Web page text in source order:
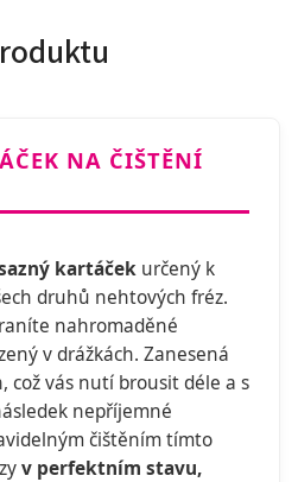
NA ČIŠTĚNÍ
kartáček určený k
druhů nehtových fréz.
nahromaděné
v drážkách. Zanesená
což vás nutí brousit déle a s
nepříjemné
čištěním tímto
v perfektním stavu,